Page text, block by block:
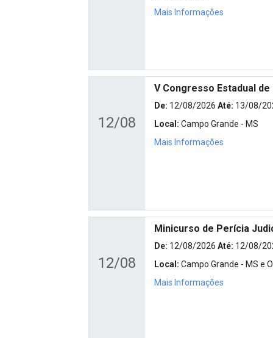
Mais Informações
12/08
V Congresso Estadual
De: 12/08/2026 Até: 13/08/
Local: Campo Grande - MS
Mais Informações
12/08
Minicurso de Perícia
De: 12/08/2026 Até: 12/08/
Local: Campo Grande - MS e
Mais Informações